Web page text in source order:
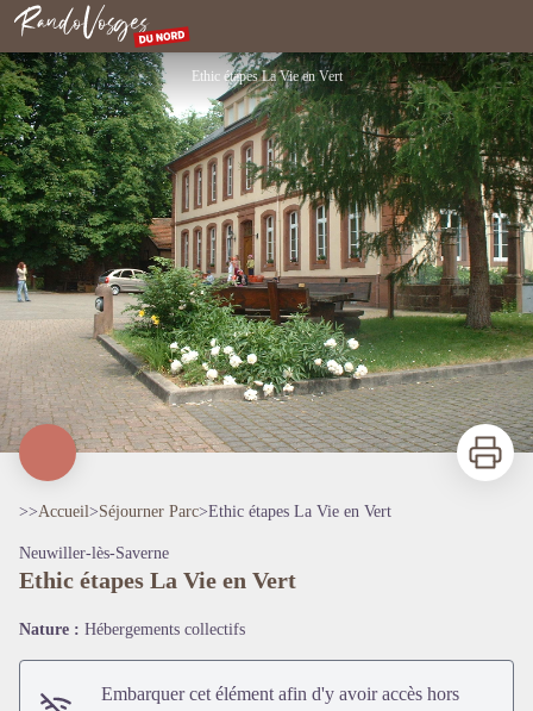
Rando Vosges du Nord
Ethic étapes La Vie en Vert
Ethic étapes La Vie en Vert
Voir l'image en plein écran
Imprimer
>>Accueil>Séjourner Parc>Ethic étapes La Vie en Vert
Neuwiller-lès-Saverne
Ethic étapes La Vie en Vert
Nature : Hébergements collectifs
Embarquer cet élément afin d'y avoir accès hors